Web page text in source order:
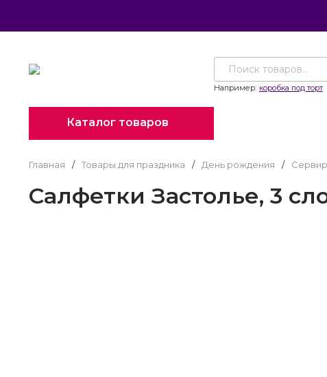
Например: коробка под торт
Каталог товаров
Главная / Товары для праздника / День рождения /
Салфетки Застолье, 3